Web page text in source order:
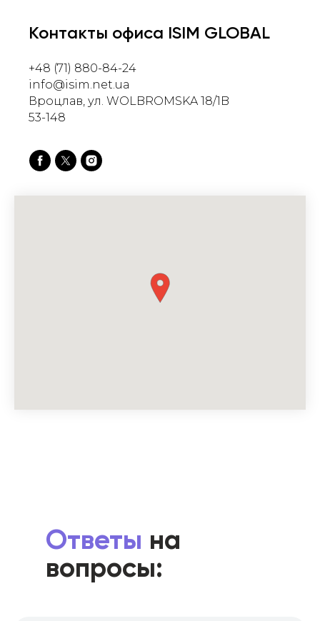
Контакты офиса ISIM GLOBAL
+48 (71) 880-84-24
info@isim.net.ua
Вроцлав, ул. WOLBROMSKA 18/1B
53-148
Ответы на
вопросы: